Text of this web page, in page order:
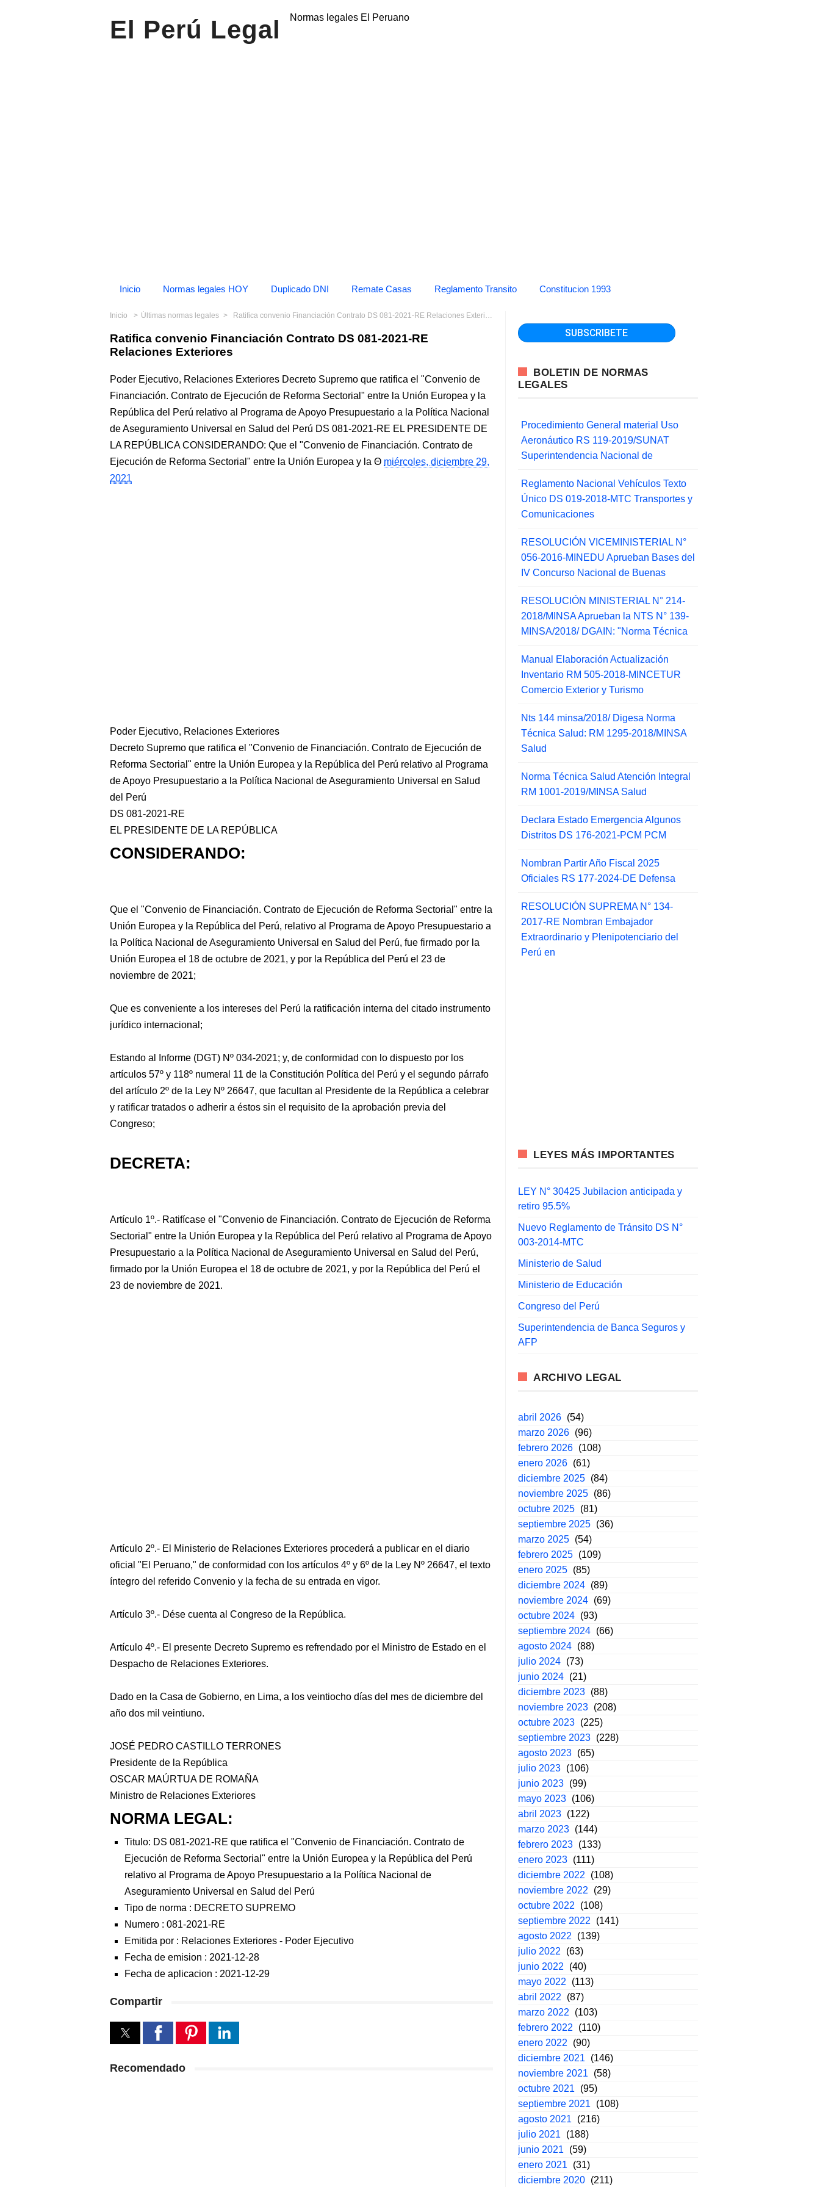
El Perú Legal Normas legales El Peruano
Inicio Normas legales HOY Duplicado DNI Remate Casas Reglamento Transito Constitucion 1993
Inicio Últimas normas legales Ratifica convenio Financiación Contrato DS 081-2021-RE Relaciones Exteriores
Ratifica convenio Financiación Contrato DS 081-2021-RE
Relaciones Exteriores
Poder Ejecutivo, Relaciones Exteriores Decreto Supremo que ratifica el "Convenio de
Financiación. Contrato de Ejecución de Reforma Sectorial" entre la Unión Europea y la
República del Perú relativo al Programa de Apoyo Presupuestario a la Política Nacional
de Aseguramiento Universal en Salud del Perú DS 081-2021-RE EL PRESIDENTE DE
LA REPÚBLICA CONSIDERANDO: Que el "Convenio de Financiación. Contrato de
Ejecución de Reforma Sectorial" entre la Unión Europea y la
miércoles, diciembre 29,
2021
Poder Ejecutivo, Relaciones Exteriores
Decreto Supremo que ratifica el "Convenio de Financiación. Contrato de Ejecución de
Reforma Sectorial" entre la Unión Europea y la República del Perú relativo al Programa
de Apoyo Presupuestario a la Política Nacional de Aseguramiento Universal en Salud
del Perú
DS 081-2021-RE
EL PRESIDENTE DE LA REPÚBLICA
CONSIDERANDO:
Que el "Convenio de Financiación. Contrato de Ejecución de Reforma Sectorial" entre la
Unión Europea y la República del Perú, relativo al Programa de Apoyo Presupuestario a
la Política Nacional de Aseguramiento Universal en Salud del Perú, fue firmado por la
Unión Europea el 18 de octubre de 2021, y por la República del Perú el 23 de
noviembre de 2021;
Que es conveniente a los intereses del Perú la ratificación interna del citado instrumento
jurídico internacional;
Estando al Informe (DGT) Nº 034-2021; y, de conformidad con lo dispuesto por los
artículos 57º y 118º numeral 11 de la Constitución Política del Perú y el segundo párrafo
del artículo 2º de la Ley Nº 26647, que facultan al Presidente de la República a celebrar
y ratificar tratados o adherir a éstos sin el requisito de la aprobación previa del
Congreso;
DECRETA:
Artículo 1º.- Ratifícase el "Convenio de Financiación. Contrato de Ejecución de Reforma
Sectorial" entre la Unión Europea y la República del Perú relativo al Programa de Apoyo
Presupuestario a la Política Nacional de Aseguramiento Universal en Salud del Perú,
firmado por la Unión Europea el 18 de octubre de 2021, y por la República del Perú el
23 de noviembre de 2021.
Artículo 2º.- El Ministerio de Relaciones Exteriores procederá a publicar en el diario
oficial "El Peruano," de conformidad con los artículos 4º y 6º de la Ley Nº 26647, el texto
íntegro del referido Convenio y la fecha de su entrada en vigor.
Artículo 3º.- Dése cuenta al Congreso de la República.
Artículo 4º.- El presente Decreto Supremo es refrendado por el Ministro de Estado en el
Despacho de Relaciones Exteriores.
Dado en la Casa de Gobierno, en Lima, a los veintiocho días del mes de diciembre del
año dos mil veintiuno.
JOSÉ PEDRO CASTILLO TERRONES
Presidente de la República
OSCAR MAÚRTUA DE ROMAÑA
Ministro de Relaciones Exteriores
NORMA LEGAL:
Titulo: DS 081-2021-RE que ratifica el "Convenio de Financiación. Contrato de
Ejecución de Reforma Sectorial" entre la Unión Europea y la República del Perú
relativo al Programa de Apoyo Presupuestario a la Política Nacional de
Aseguramiento Universal en Salud del Perú
Tipo de norma : DECRETO SUPREMO
Numero : 081-2021-RE
Emitida por : Relaciones Exteriores - Poder Ejecutivo
Fecha de emision : 2021-12-28
Fecha de aplicacion : 2021-12-29
Compartir
Recomendado
BOLETIN DE NORMAS
LEGALES
Procedimiento General material Uso
Aeronáutico RS 119-2019/SUNAT
Superintendencia Nacional de
Reglamento Nacional Vehículos Texto
Único DS 019-2018-MTC Transportes y
Comunicaciones
RESOLUCIÓN VICEMINISTERIAL N°
056-2016-MINEDU Aprueban Bases del
IV Concurso Nacional de Buenas
RESOLUCIÓN MINISTERIAL N° 214-
2018/MINSA Aprueban la NTS N° 139-
MINSA/2018/ DGAIN: "Norma Técnica
Manual Elaboración Actualización
Inventario RM 505-2018-MINCETUR
Comercio Exterior y Turismo
Nts 144 minsa/2018/ Digesa Norma
Técnica Salud: RM 1295-2018/MINSA
Salud
Norma Técnica Salud Atención Integral
RM 1001-2019/MINSA Salud
Declara Estado Emergencia Algunos
Distritos DS 176-2021-PCM PCM
Nombran Partir Año Fiscal 2025
Oficiales RS 177-2024-DE Defensa
RESOLUCIÓN SUPREMA N° 134-
2017-RE Nombran Embajador
Extraordinario y Plenipotenciario del
Perú en
LEYES MÁS IMPORTANTES
LEY N° 30425 Jubilacion anticipada y
retiro 95.5%
Nuevo Reglamento de Tránsito DS N°
003-2014-MTC
Ministerio de Salud
Ministerio de Educación
Congreso del Perú
Superintendencia de Banca Seguros y
AFP
ARCHIVO LEGAL
abril 2026 (54)
marzo 2026 (96)
febrero 2026 (108)
enero 2026 (61)
diciembre 2025 (84)
noviembre 2025 (86)
octubre 2025 (81)
septiembre 2025 (36)
marzo 2025 (54)
febrero 2025 (109)
enero 2025 (85)
diciembre 2024 (89)
noviembre 2024 (69)
octubre 2024 (93)
septiembre 2024 (66)
agosto 2024 (88)
julio 2024 (73)
junio 2024 (21)
diciembre 2023 (88)
noviembre 2023 (208)
octubre 2023 (225)
septiembre 2023 (228)
agosto 2023 (65)
julio 2023 (106)
junio 2023 (99)
mayo 2023 (106)
abril 2023 (122)
marzo 2023 (144)
febrero 2023 (133)
enero 2023 (111)
diciembre 2022
(108)
noviembre 2022
(29)
octubre 2022
(108)
septiembre 2022
(141)
agosto 2022
(139)
julio 2022
(63)
junio 2022
(40)
mayo 2022
(113)
abril 2022
(87)
marzo 2022
(103)
febrero 2022
(110)
enero 2022
(90)
diciembre 2021
(146)
noviembre 2021
(58)
octubre 2021
(95)
septiembre 2021
(108)
agosto 2021
(216)
julio 2021
(188)
junio 2021
(59)
enero 2021
(31)
diciembre 2020 (211)